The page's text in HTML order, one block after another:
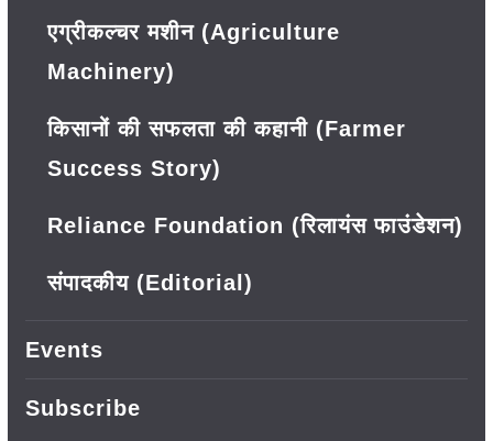
एग्रीकल्चर मशीन (Agriculture
Machinery)
किसानों की सफलता की कहानी (Farmer
Success Story)
Reliance Foundation (रिलायंस फाउंडेशन)
संपादकीय (Editorial)
Events
Subscribe